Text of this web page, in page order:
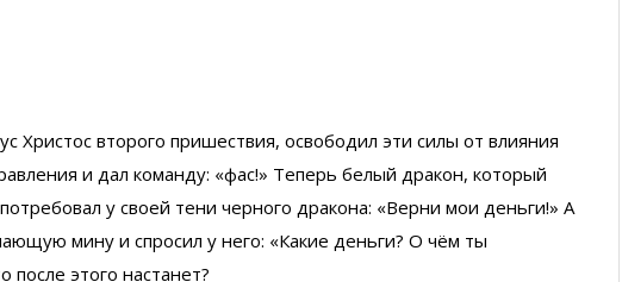
Христос второго пришествия, освободил эти силы от влияния
и дал команду: «фас!» Теперь белый дракон, который
у своей тени черного дракона: «Верни мои деньги!» А
мину и спросил у него: «Какие деньги? О чём ты
после этого настанет?